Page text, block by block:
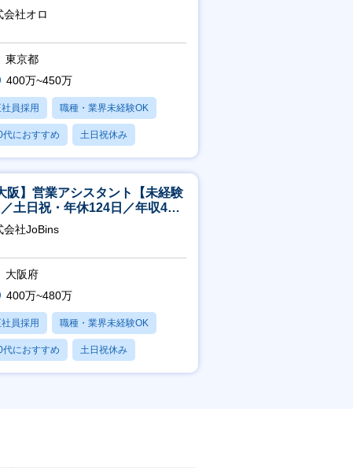
ティングが経験できる／研修充
会社オロ
東京都
400万~450万
員採用 職種・業界未経験OK
代におすすめ 土日祝休み
日120日以上
阪】営業アシスタント【未経験
土日祝・年休124日／年収400
／転勤なし】
会社JoBins
大阪府
400万~480万
員採用 職種・業界未経験OK
代におすすめ 土日祝休み
日120日以上